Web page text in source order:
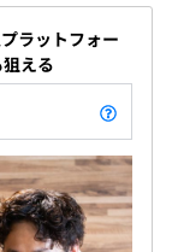
ラットフォー
える